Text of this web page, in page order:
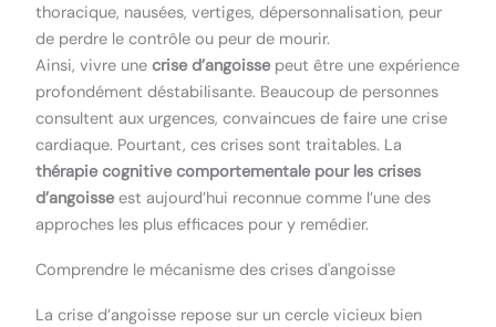
thoracique, nausées, vertiges, dépersonnalisation, peur
de perdre le contrôle ou peur de mourir.
Ainsi, vivre unecrise d’angoissepeut être une expérience
profondément déstabilisante. Beaucoup de personnes
consultent aux urgences, convaincues de faire une crise
cardiaque. Pourtant, ces crises sont traitables. La
thérapie cognitive comportementale pour les crises
d’angoisseest aujourd’hui reconnue comme l’une des
approches les plus efficaces pour y remédier.
Comprendre le mécanisme des crises d'angoisse
La crise d’angoisse repose sur un cercle vicieux bien